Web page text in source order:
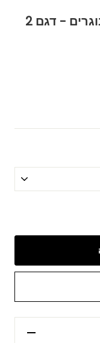
חולצת טי מעוצבת ילדים / מבוגרים - דגם 2